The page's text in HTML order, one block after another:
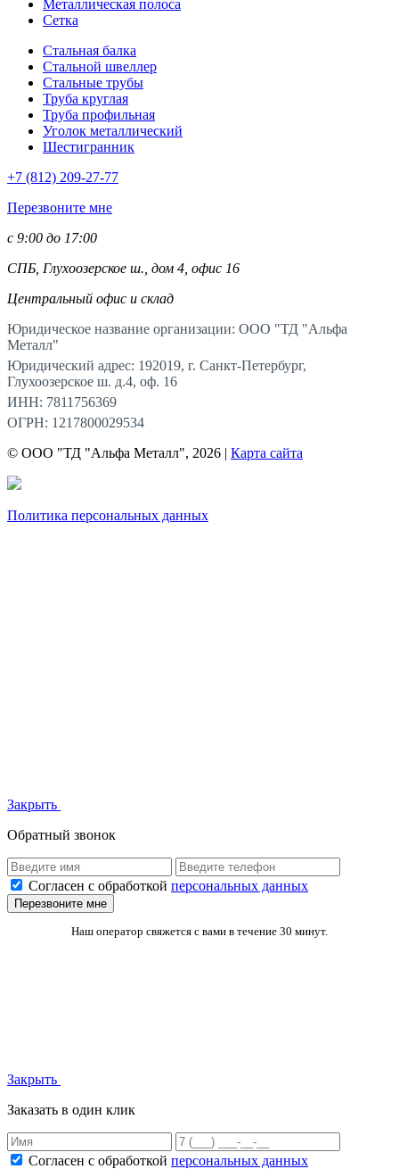
Металлическая полоса
Сетка
Стальная балка
Стальной швеллер
Стальные трубы
Труба круглая
Труба профильная
Уголок металлический
Шестигранник
+7 (812) 209-27-77
Перезвоните мне
с 9:00 до 17:00
СПБ, Глухоозерское ш., дом 4, офис 16
Центральный офис и склад
Юридическое название организации: ООО "ТД "Альфа
Металл"
Юридический адрес: 192019, г. Санкт-Петербург,
Глухоозерское ш. д.4, оф. 16
ИНН: 7811756369
ОГРН: 1217800029534
© ООО "ТД "Альфа Металл", 2026 | Карта сайта
Политика персональных данных
Закрыть
Обратный звонок
Согласен с обработкой персональных данных
Перезвоните мне
Наш оператор свяжется с вами в течение 30 минут.
Закрыть
Заказать в один клик
Согласен с обработкой персональных данных